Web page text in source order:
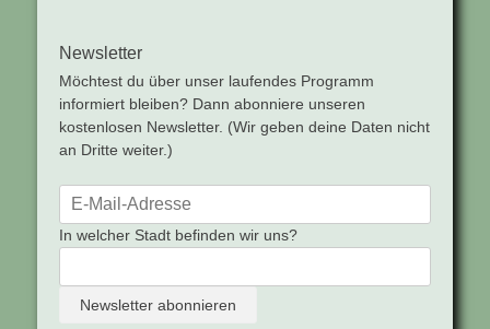
Newsletter
Möchtest du über unser laufendes Programm
informiert bleiben? Dann abonniere unseren
kostenlosen Newsletter. (Wir geben deine Daten nicht
an Dritte weiter.)
In welcher Stadt befinden wir uns?